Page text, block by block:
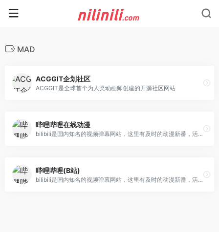
MAD
ACGGIT企划社区
ACGGIT是全球首个为人类动画师创建的开源社区网站
哔哩哔哩在线动漫
bilibili是国内知名的视频弹幕网站，这里有及时的动漫新番，活跃的ACG氛围，有创意的Up主。大家可以在这里找到许多欢乐。
哔哩哔哩(B站)
bilibili是国内知名的视频弹幕网站，这里有及时的动漫新番，活跃的ACG氛围，有创意的Up主。大家可以在这里找到许多欢乐。